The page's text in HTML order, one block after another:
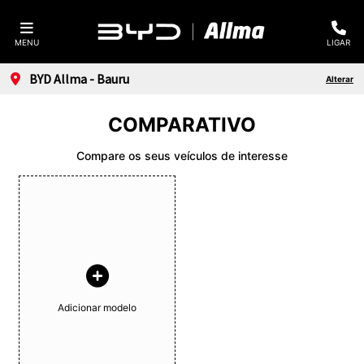
MENU LIGAR
BYD Allma - Bauru Alterar
COMPARATIVO
Compare os seus veículos de interesse
Adicionar modelo